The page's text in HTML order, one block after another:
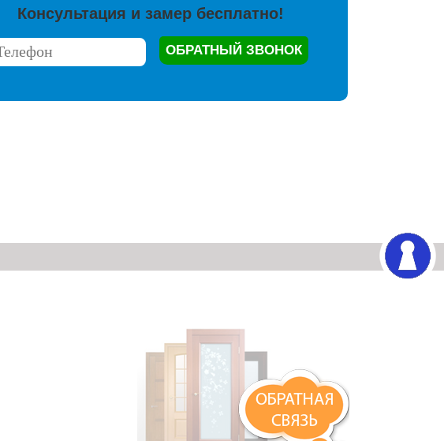
Консультация и замер бесплатно!